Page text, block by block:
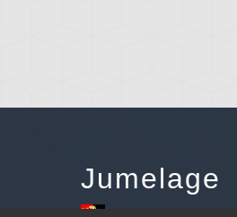
Jumelage